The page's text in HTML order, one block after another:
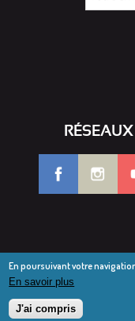
© Diocèse de
En poursuivant votre
En savoir plus
J'ai compris